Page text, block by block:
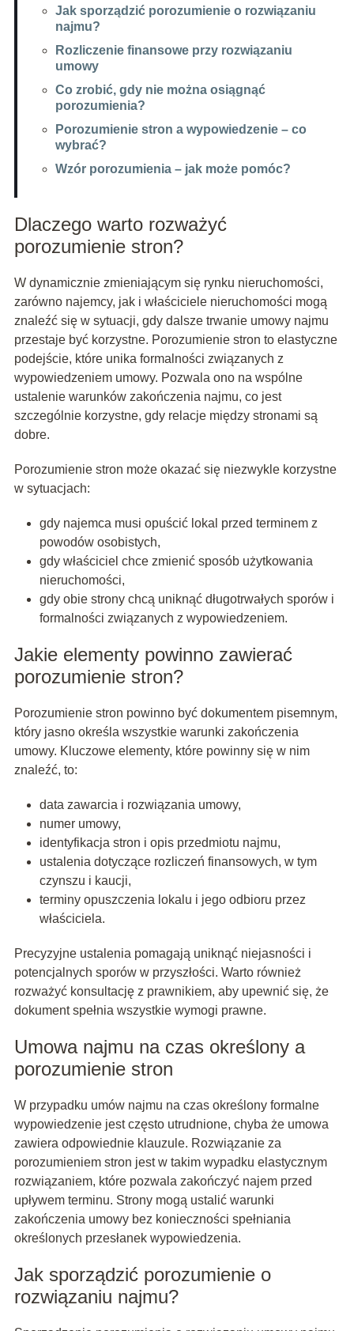
Jak sporządzić porozumienie o rozwiązaniu
najmu?
Rozliczenie finansowe przy rozwiązaniu
umowy
Co zrobić, gdy nie można osiągnąć
porozumienia?
Porozumienie stron a wypowiedzenie – co
wybrać?
Wzór porozumienia – jak może pomóc?
Dlaczego warto rozważyć
porozumienie stron?
W dynamicznie zmieniającym się rynku nieruchomości,
zarówno najemcy, jak i właściciele nieruchomości mogą
znaleźć się w sytuacji, gdy dalsze trwanie umowy najmu
przestaje być korzystne. Porozumienie stron to elastyczne
podejście, które unika formalności związanych z
wypowiedzeniem umowy. Pozwala ono na wspólne
ustalenie warunków zakończenia najmu, co jest
szczególnie korzystne, gdy relacje między stronami są
dobre.
Porozumienie stron może okazać się niezwykle korzystne
w sytuacjach:
gdy najemca musi opuścić lokal przed terminem z
powodów osobistych,
gdy właściciel chce zmienić sposób użytkowania
nieruchomości,
gdy obie strony chcą uniknąć długotrwałych sporów i
formalności związanych z wypowiedzeniem.
Jakie elementy powinno zawierać
porozumienie stron?
Porozumienie stron powinno być dokumentem pisemnym,
który jasno określa wszystkie warunki zakończenia
umowy. Kluczowe elementy, które powinny się w nim
znaleźć, to:
data zawarcia i rozwiązania umowy,
numer umowy,
identyfikacja stron i opis przedmiotu najmu,
ustalenia dotyczące rozliczeń finansowych, w tym
czynszu i kaucji,
terminy opuszczenia lokalu i jego odbioru przez
właściciela.
Precyzyjne ustalenia pomagają uniknąć niejasności i
potencjalnych sporów w przyszłości. Warto również
rozważyć konsultację z prawnikiem, aby upewnić się, że
dokument spełnia wszystkie wymogi prawne.
Umowa najmu na czas określony a
porozumienie stron
W przypadku umów najmu na czas określony formalne
wypowiedzenie jest często utrudnione, chyba że umowa
zawiera odpowiednie klauzule. Rozwiązanie za
porozumieniem stron jest w takim wypadku elastycznym
rozwiązaniem, które pozwala zakończyć najem przed
upływem terminu. Strony mogą ustalić warunki
zakończenia umowy bez konieczności spełniania
określonych przesłanek wypowiedzenia.
Jak sporządzić porozumienie o
rozwiązaniu najmu?